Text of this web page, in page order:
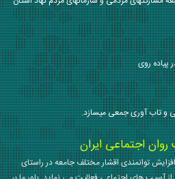
پیاده روی
و تاب آوری جمعی میسازد.
اجتماعی ایران
توانمندی اقشار مختلف جامعه در راستای